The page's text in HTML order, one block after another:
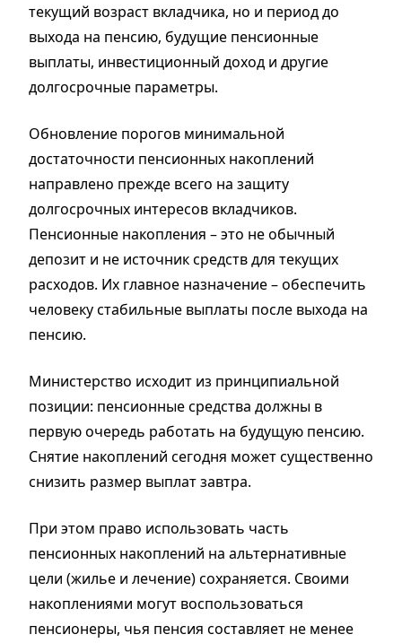
текущий возраст вкладчика, но и период до
выхода на пенсию, будущие пенсионные
выплаты, инвестиционный доход и другие
долгосрочные параметры.
Обновление порогов минимальной
достаточности пенсионных накоплений
направлено прежде всего на защиту
долгосрочных интересов вкладчиков.
Пенсионные накопления – это не обычный
депозит и не источник средств для текущих
расходов. Их главное назначение – обеспечить
человеку стабильные выплаты после выхода на
пенсию.
Министерство исходит из принципиальной
позиции: пенсионные средства должны в
первую очередь работать на будущую пенсию.
Снятие накоплений сегодня может существенно
снизить размер выплат завтра.
При этом право использовать часть
пенсионных накоплений на альтернативные
цели (жилье и лечение) сохраняется. Своими
накоплениями могут воспользоваться
пенсионеры, чья пенсия составляет не менее